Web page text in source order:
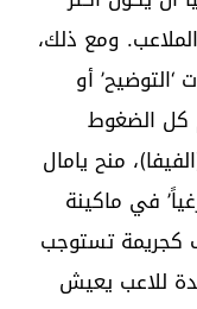
ومع ذلك،
‘التوضيح’ أو
كل الضغوط
منح يامال
في ماكينة
كجريمة تستوجب
للاعب يعيش